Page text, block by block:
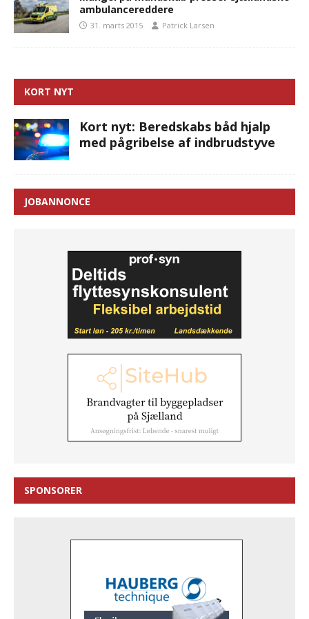
ambulancereddere
31. marts 2015 Patrick Larsen
KORT NYT
Kort nyt: Beredskabs båd hjalp
med pågribelse af indbrudstyve
JOBANNONCE
SPONSORER